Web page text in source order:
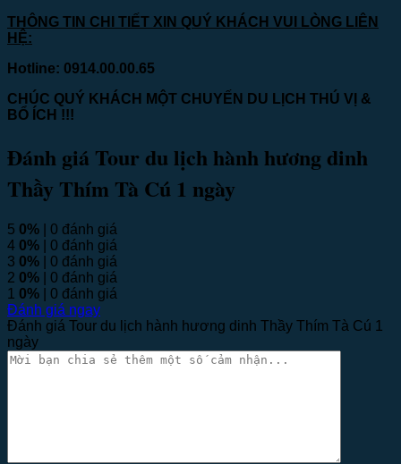
THÔNG TIN CHI TIẾT XIN QUÝ KHÁCH VUI LÒNG LIÊN
HỆ:
Hotline: 0914.00.00.65
CHÚC QUÝ KHÁCH MỘT CHUYẾN DU LỊCH THÚ VỊ &
BỔ ÍCH !!!
Đánh giá Tour du lịch hành hương dinh
Thầy Thím Tà Cú 1 ngày
5 0% | 0 đánh giá
4 0% | 0 đánh giá
3 0% | 0 đánh giá
2 0% | 0 đánh giá
1 0% | 0 đánh giá
Đánh giá ngay
Đánh giá Tour du lịch hành hương dinh Thầy Thím Tà Cú 1
ngày